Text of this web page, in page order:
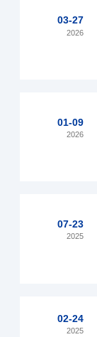
03-27
2026
01-09
2026
07-23
2025
02-24
2025